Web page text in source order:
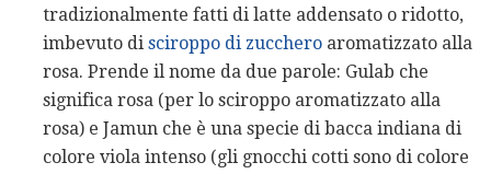
tradizionalmente fatti di latte addensato o ridotto,
imbevuto di sciroppo di zucchero aromatizzato alla
rosa. Prende il nome da due parole: Gulab che
significa rosa (per lo sciroppo aromatizzato alla
rosa) e Jamun che è una specie di bacca indiana di
colore viola intenso (gli gnocchi cotti sono di colore